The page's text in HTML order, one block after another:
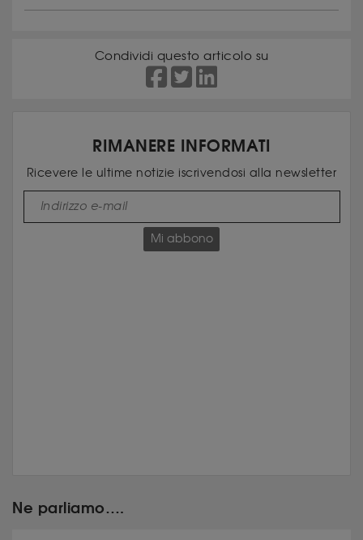
Condividi questo articolo su
RIMANERE INFORMATI
Ricevere le ultime notizie iscrivendosi alla newsletter
Mi abbono
Ne parliamo….